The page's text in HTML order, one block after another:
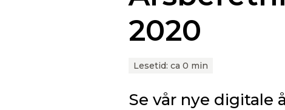
2020
Lesetid: ca 0 min
Se vår nye digitale